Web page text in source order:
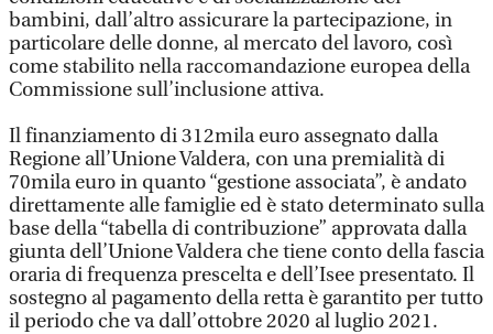
bambini, dall’altro assicurare la partecipazione, in
particolare delle donne, al mercato del lavoro, così
come stabilito nella raccomandazione europea della
Commissione sull’inclusione attiva.
Il finanziamento di 312mila euro assegnato dalla
Regione all’Unione Valdera, con una premialità di
70mila euro in quanto “gestione associata”, è andato
direttamente alle famiglie ed è stato determinato sulla
base della “tabella di contribuzione” approvata dalla
giunta dell’Unione Valdera che tiene conto della fascia
oraria di frequenza prescelta e dell’Isee presentato. Il
sostegno al pagamento della retta è garantito per tutto
il periodo che va dall’ottobre 2020 al luglio 2021.